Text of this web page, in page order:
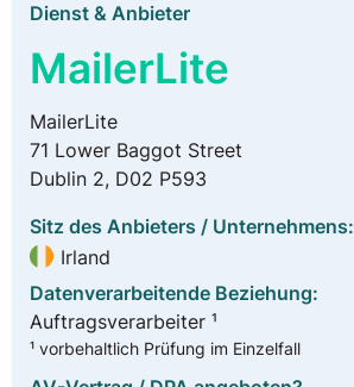
Dienst & Anbieter
MailerLite
MailerLite
71 Lower Baggot Street
Dublin 2, D02 P593
Sitz des Anbieters / Unternehmens:
Irland
Datenverarbeitende Beziehung:
Auftragsverarbeiter ¹
¹ vorbehaltlich Prüfung im Einzelfall